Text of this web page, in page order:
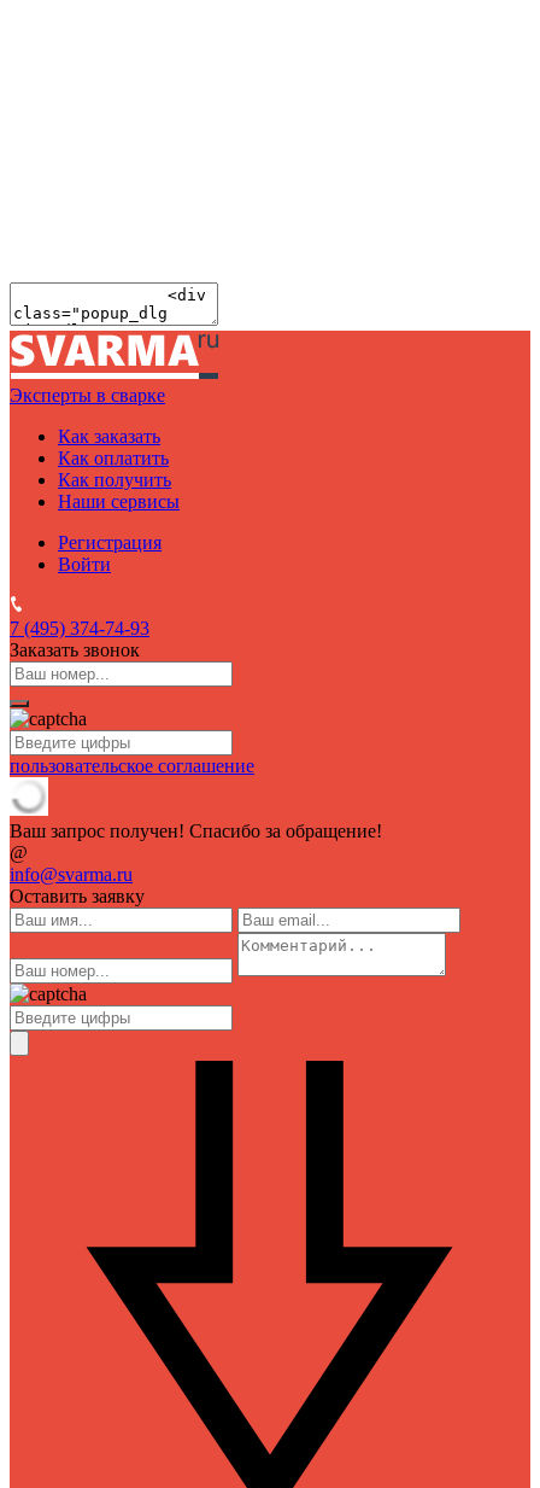
Эксперты в сварке
Как заказать
Как оплатить
Как получить
Наши сервисы
Регистрация
Войти
7 (495) 374-74-93
Заказать звонок
пользовательское соглашение
Ваш запрос получен! Спасибо за обращение!
@
info@svarma.ru
Оставить заявку